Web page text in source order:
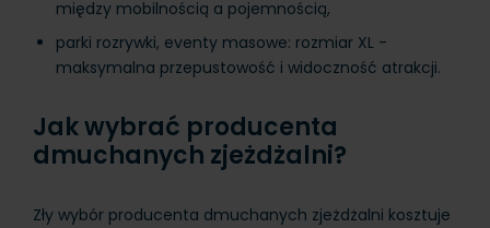
między mobilnością a pojemnością,
parki rozrywki, eventy masowe: rozmiar XL -
maksymalna przepustowość i widoczność atrakcji.
Jak wybrać producenta
dmuchanych zjeżdżalni?
Zły wybór producenta dmuchanych zjeżdżalni kosztuje